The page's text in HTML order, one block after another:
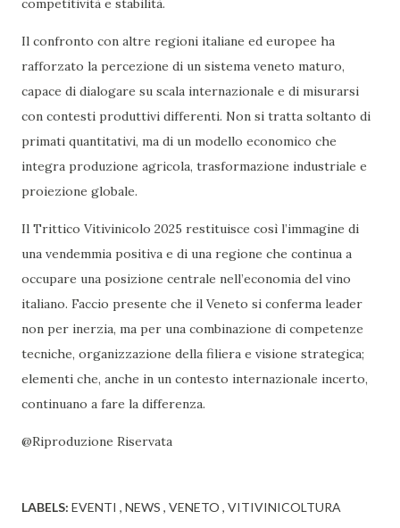
competitività e stabilità.
Il confronto con altre regioni italiane ed europee ha
rafforzato la percezione di un sistema veneto maturo,
capace di dialogare su scala internazionale e di misurarsi
con contesti produttivi differenti. Non si tratta soltanto di
primati quantitativi, ma di un modello economico che
integra produzione agricola, trasformazione industriale e
proiezione globale.
Il Trittico Vitivinicolo 2025 restituisce così l’immagine di
una vendemmia positiva e di una regione che continua a
occupare una posizione centrale nell’economia del vino
italiano. Faccio presente che il Veneto si conferma leader
non per inerzia, ma per una combinazione di competenze
tecniche, organizzazione della filiera e visione strategica;
elementi che, anche in un contesto internazionale incerto,
continuano a fare la differenza.
@Riproduzione Riservata
LABELS: EVENTI NEWS VENETO VITIVINICOLTURA